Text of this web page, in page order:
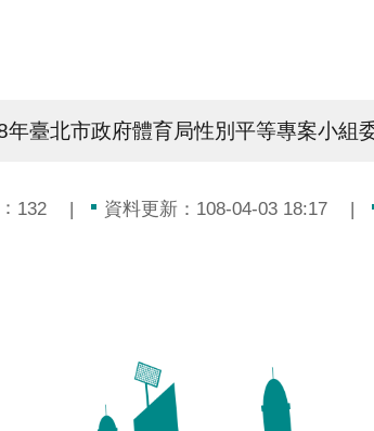
年臺北市政府體育局性別平等專案小組
132 資料更新：108-04-03 18:17